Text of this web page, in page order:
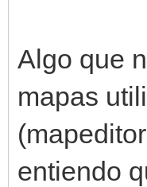
Algo que
mapas
entiendo